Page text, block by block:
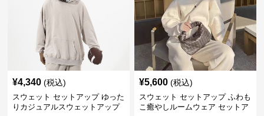
¥4,340 (税込)
スウェット セットアップ ゆった
りカジュアルスウェットアップ
¥5,600 (税込)
スウェット セットアップ ふわも
こ癒やしルームウェア セットア